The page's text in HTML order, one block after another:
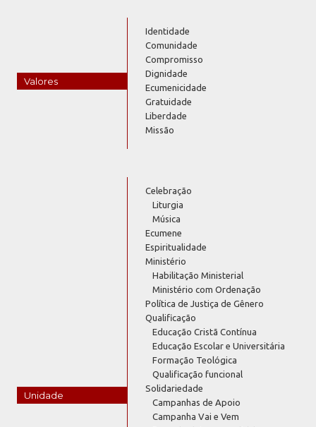
Valores
Identidade
Comunidade
Compromisso
Dignidade
Ecumenicidade
Gratuidade
Liberdade
Missão
Unidade
Celebração
Liturgia
Música
Ecumene
Espiritualidade
Ministério
Habilitação Ministerial
Ministério com Ordenação
Política de Justiça de Gênero
Qualificação
Educação Cristã Contínua
Educação Escolar e Universitária
Formação Teológica
Qualificação funcional
Solidariedade
Campanhas de Apoio
Campanha Vai e Vem